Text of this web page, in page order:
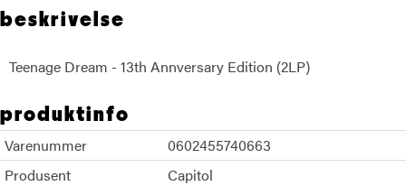
beskrivelse
Teenage Dream - 13th Annversary Edition (2LP)
produktinfo
Varenummer
0602455740663
Produsent
Capitol